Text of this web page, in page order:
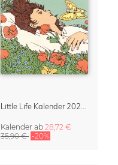
Kalender ab 28,72 €
35,90 € -20%